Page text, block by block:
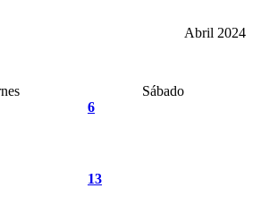
Abril 2024
Sábado
6
13